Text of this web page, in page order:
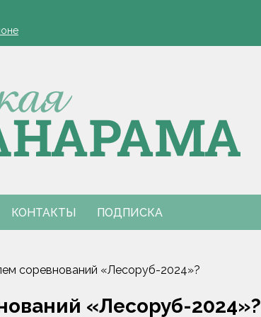
работников ПМК-182
Минской области в 2027 году
туризм
работников ПМК-182
Минской области в 2027 году
туризм
КОНТАКТЫ ПОДПИСКА
соревнований «Лесоруб-2024»?
«Лесоруб-2024»?